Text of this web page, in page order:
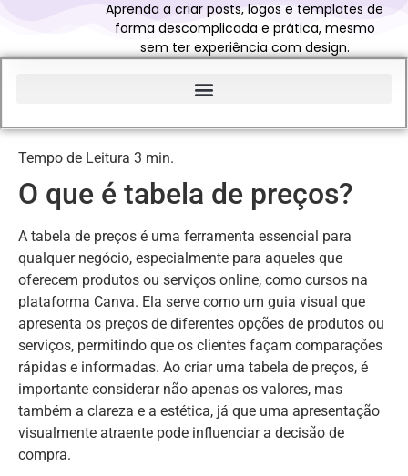
Aprenda a criar posts, logos e templates de
forma descomplicada e prática, mesmo
sem ter experiência com design.
O que é tabela de preços?
A tabela de preços é uma ferramenta essencial para
qualquer negócio, especialmente para aqueles que
oferecem produtos ou serviços online, como cursos na
plataforma Canva. Ela serve como um guia visual que
apresenta os preços de diferentes opções de produtos ou
serviços, permitindo que os clientes façam comparações
rápidas e informadas. Ao criar uma tabela de preços, é
importante considerar não apenas os valores, mas
também a clareza e a estética, já que uma apresentação
visualmente atraente pode influenciar a decisão de
compra.